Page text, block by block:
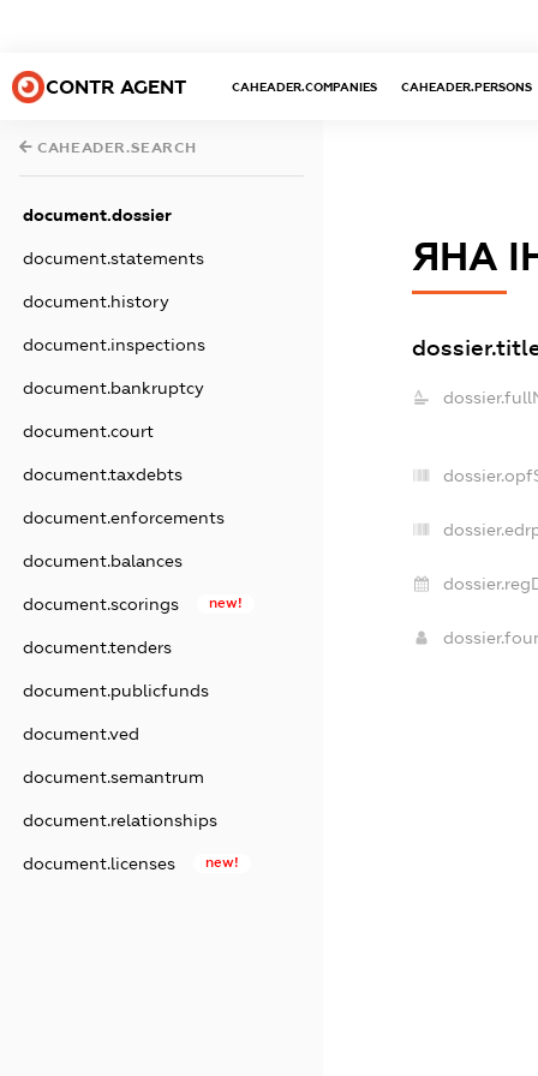
CONTR AGENT CAHEADER.COMPANIES CAHEADER.PERSONS
CAHEADER.SEARCH
document.dossier
document.statements
document.history
document.inspections
document.bankruptcy
document.court
document.taxdebts
document.enforcements
document.balances
document.scorings new!
document.tenders
document.publicfunds
document.ved
document.semantrum
document.relationships
document.licenses new!
ЯНА